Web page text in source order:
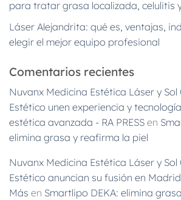
para tratar grasa localizada, celulitis
Láser Alejandrita: qué es, ventajas,
elegir el mejor equipo profesional
Comentarios recientes
Nuvanx Medicina Estética Láser y
Estético unen experiencia y
estética avanzada - RA PRESS en
elimina grasa y reafirma la piel
Nuvanx Medicina Estética Láser y
Estético anuncian su fusión en
Más en Smartlipo DEKA: elimina